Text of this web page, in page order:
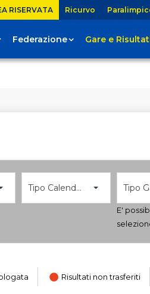
RISERVATA Ricurvo
Federazione Gare e
Tipo Calendario Tipo
E'
Risultati non trasferiti